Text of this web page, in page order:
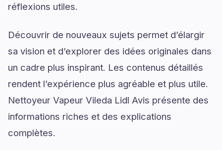
réflexions utiles.
Découvrir de nouveaux sujets permet d’élargir
sa vision et d’explorer des idées originales dans
un cadre plus inspirant. Les contenus détaillés
rendent l’expérience plus agréable et plus utile.
Nettoyeur Vapeur Vileda Lidl Avis présente des
informations riches et des explications
complètes.